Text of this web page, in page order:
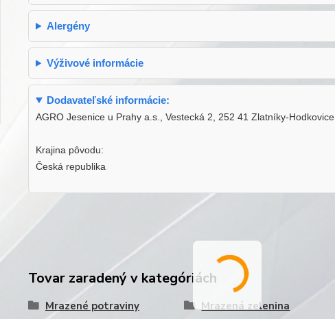
Alergény
Výživové informácie
Dodavateľské informácie:
AGRO Jesenice u Prahy a.s., Vestecká 2, 252 41 Zlatníky-Hodkovice
Krajina pôvodu:
Česká republika
Tovar zaradený v kategóriách
Mrazené potraviny Mrazená zelenina